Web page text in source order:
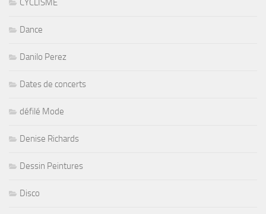
CYCLISME
Dance
Danilo Perez
Dates de concerts
défilé Mode
Denise Richards
Dessin Peintures
Disco